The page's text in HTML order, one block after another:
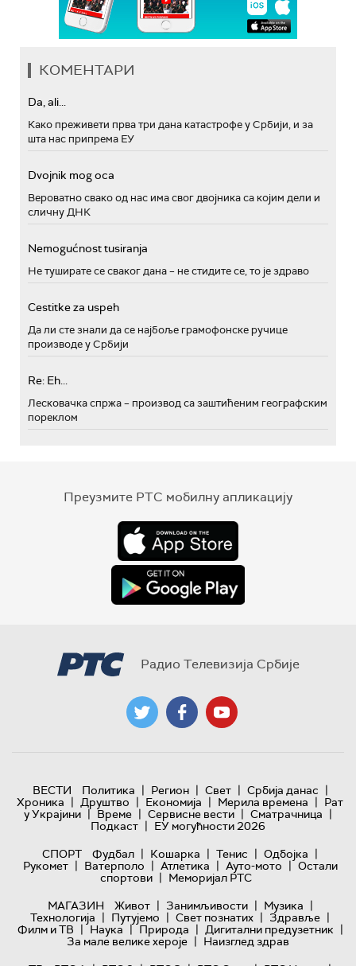
КОМЕНТАРИ
Da, ali...
Како преживети прва три дана катастрофе у Србији, и за
шта нас припрема ЕУ
Dvojnik mog oca
Вероватно свако од нас има свог двојника са којим дели и
сличну ДНК
Nemogućnost tusiranja
Не туширате се сваког дана – не стидите се, то је здраво
Cestitke za uspeh
Да ли сте знали да се најбоље грамофонске ручице
производе у Србији
Re: Eh...
Лесковачка спржа – производ са заштићеним географским
пореклом
Преузмите РТС мобилну апликацију
Радио Телевизија Србије
ВЕСТИ Политика | Регион | Свет | Србија данас |
Хроника | Друштво | Економија | Мерила времена | Рат
у Украјини | Време | Сервисне вести | Сматрачница |
Подкаст | ЕУ могућности 2026
СПОРТ
Фудбал | Кошарка | Тенис | Одбојка |
Рукомет | Ватерполо | Атлетика | Ауто-мото | Остали
спортови | Меморијал РТС
МАГАЗИН
Живот | Занимљивости | Музика |
Технологијa | Путујемо | Свет познатих | Здравље |
Филм и ТВ | Наука | Природа | Дигитални предузетник |
За мале велике хероје | Наизглед здрав